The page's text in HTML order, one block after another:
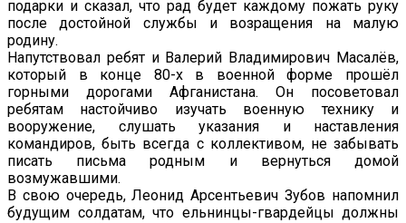
подарки и сказал, что рад будет каждому пожать руку
после достойной службы и возращения на малую
родину.
Напутствовал ребят и Валерий Владимирович Масалёв,
который в конце 80-х в военной форме прошёл
горными дорогами Афганистана. Он посоветовал
ребятам настойчиво изучать военную технику и
вооружение, слушать указания и наставления
командиров, быть всегда с коллективом, не забывать
писать письма родным и вернуться домой
возмужавшими.
В свою очередь, Леонид Арсентьевич Зубов напомнил
будущим солдатам, что ельнинцы-гвардейцы должны